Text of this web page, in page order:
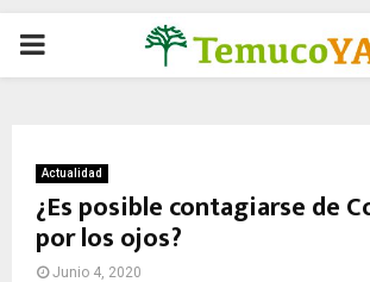
P
M
Actualidad
¿Es posible contagiarse de
por los ojos?
Junio 4, 2020